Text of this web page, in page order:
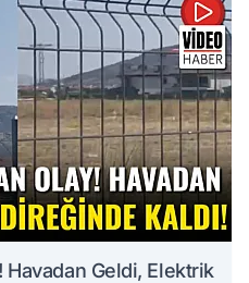
Havadan Geldi, Elektrik